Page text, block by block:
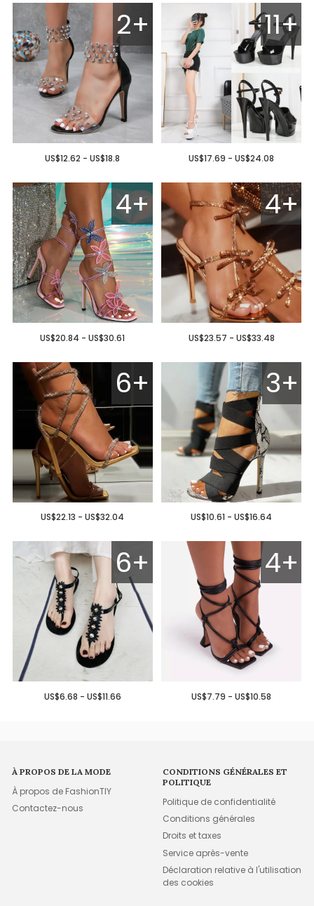
2+
US$12.62 - US$18.8
11+
US$17.69 - US$24.08
4+
US$20.84 - US$30.61
4+
US$23.57 - US$33.48
6+
US$22.13 - US$32.04
3+
US$10.61 - US$16.64
6+
US$6.68 - US$11.66
4+
US$7.79 - US$10.58
À PROPOS DE LA MODE
À propos de FashionTIY
Contactez-nous
CONDITIONS GÉNÉRALES ET
POLITIQUE
Politique de confidentialité
Conditions générales
Droits et taxes
Service après-vente
Déclaration relative à l'utilisation
des cookies